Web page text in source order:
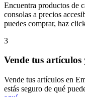
Encuentra productos de
consolas a precios
puedes comprar, haz
3
Vende tus artículos
Vende tus artículos en
estás seguro de qué